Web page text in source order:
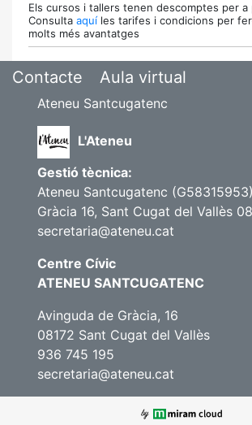
Els cursos i tallers tenen descomptes per a
Consulta aquí les tarifes i condicions per
molts més avantatges
Contacte Aula virtual
Ateneu Santcugatenc
L'Ateneu
Gestió tècnica:
Ateneu Santcugatenc
Gràcia 16, Sant Cugat del Vallès
secretaria@ateneu.cat
Centre Cívic
ATENEU SANTCUGATENC
Avinguda de Gràcia, 16
08172 Sant Cugat del Vallès
936 745 195
secretaria@ateneu.cat